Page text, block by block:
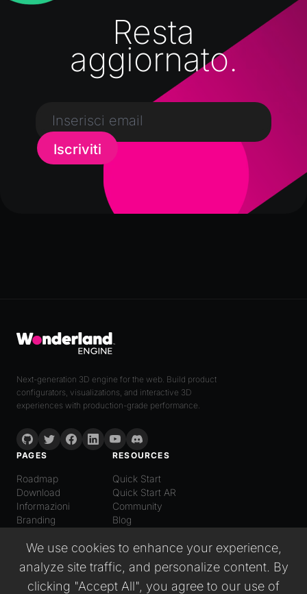
We use cookies to enhance your experience,
analyze site traffic, and personalize content. By
clicking "Accept All", you agree to our use of
Resta
aggiornato.
Iscriviti
Next-generation 3D engine for the web. Build product
configurators, visualizations, and interactive 3D
experiences with production-grade performance.
PAGES
Roadmap
Download
Informazioni
Branding
RESOURCES
Quick Start
Quick Start AR
Community
Blog
Italiano
English
Español